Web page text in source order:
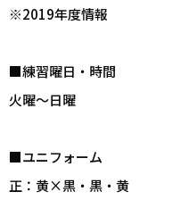
※2019年度情報
■練習曜日・時間
火曜～日曜
■ユニフォーム
正：黄×黒・黒・黄